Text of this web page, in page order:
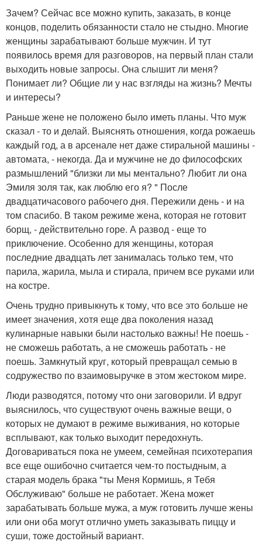
Зачем? Сейчас все можно купить, заказать, в конце
концов, поделить обязанности стало не стыдно. Многие
женщины зарабатывают больше мужчин. И тут
появилось время для разговоров, на первый план стали
выходить новые запросы. Она слышит ли меня?
Понимает ли? Общие ли у нас взгляды на жизнь? Мечты
и интересы?
Раньше жене не положено было иметь планы. Что муж
сказал - то и делай. Выяснять отношения, когда рожаешь
каждый год, а в арсенале нет даже стиральной машины -
автомата, - некогда. Да и мужчине не до философских
размышлений "близки ли мы ментально? Любит ли она
Эмиля золя так, как люблю его я? " После
двадцатичасового рабочего дня. Пережили день - и на
том спасибо. В таком режиме жена, которая не готовит
борщ, - действительно горе. А развод - еще то
приключение. Особенно для женщины, которая
последние двадцать лет занималась только тем, что
парила, жарила, мыла и стирала, причем все руками или
на костре.
Очень трудно привыкнуть к тому, что все это больше не
имеет значения, хотя еще два поколения назад
кулинарные навыки были настолько важны! Не поешь -
не сможешь работать, а не сможешь работать - не
поешь. Замкнутый круг, который превращал семью в
содружество по взаимовыручке в этом жестоком мире.
Люди разводятся, потому что они заговорили. И вдруг
выяснилось, что существуют очень важные вещи, о
которых не думают в режиме выживания, но которые
всплывают, как только выходит передохнуть.
Договариваться пока не умеем, семейная психотерапия
все еще ошибочно считается чем-то постыдным, а
старая модель брака "ты Меня Кормишь, я Тебя
Обслуживаю" больше не работает. Жена может
зарабатывать больше мужа, а муж готовить лучше жены
или они оба могут отлично уметь заказывать пиццу и
суши, тоже достойный вариант.